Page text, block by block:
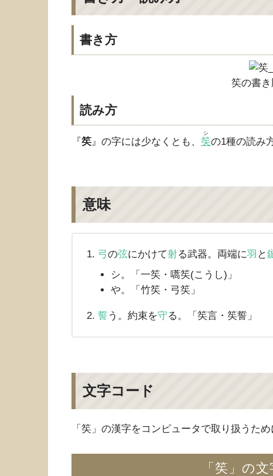
書き方
笶の書き
読み方
『笶』の字には少なくとも、 笶
シ
の1種の読み
意味
弓の弦にかけて射る武器。両端に羽 と
シ。「一笶・嚆笶(こうし)」
や。「竹笶・弓笶」
誓う。約束を守る。「笶言・笶誓」
文字コード
「笶」の漢字をコンピュータで取り扱うた
「笶」の